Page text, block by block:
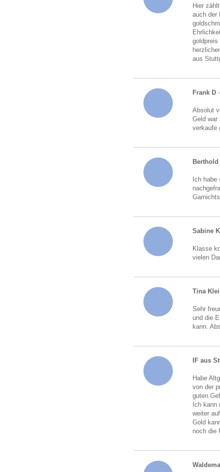
Hier
auch der
goldpreis
aus
Frank D
Absolut
Geld war
verkaufe
Ich
Sabine
Klasse
vielen
Tina
Sehr
und die
kann.
IF aus
Habe
von der
guten
Ich kann
weiter
Gold
noch die